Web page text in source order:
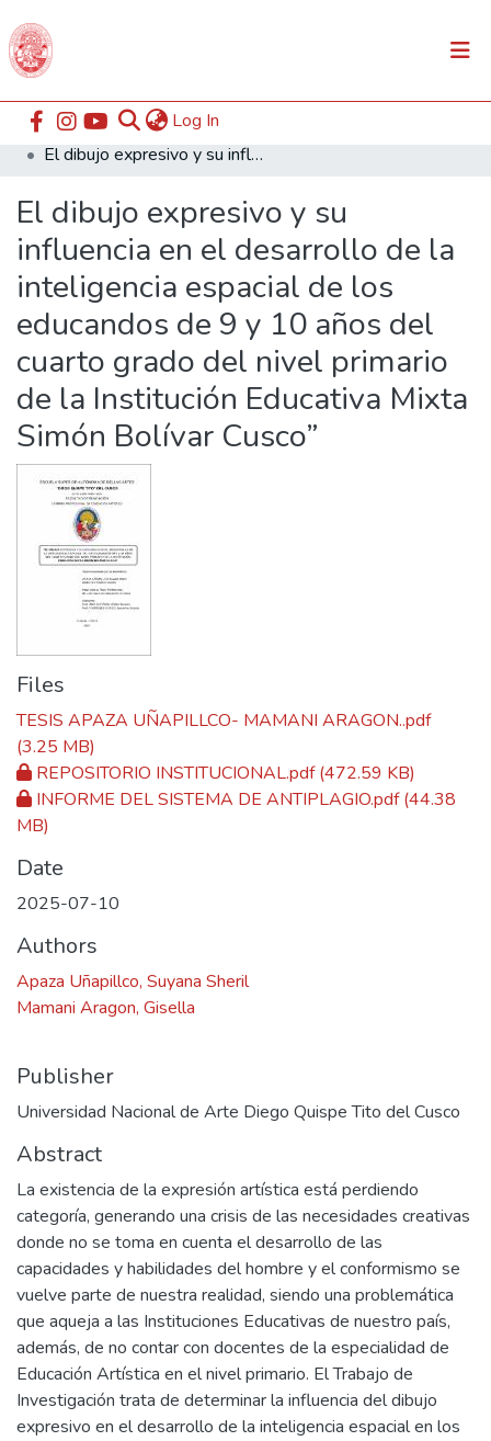
Log In
Communities & Collections
All of DSpace
Statistics
Home ESABAC
Facultad de Educación
El dibujo expresivo y su influencia en el desarrollo de la inteligencia espacial de los educandos de 9 y 10 años del cuarto grado del nivel primario de la Institución Educativa Mixta Simón Bolívar Cusco”
El dibujo expresivo y su
influencia en el desarrollo de la
inteligencia espacial de los
educandos de 9 y 10 años del
cuarto grado del nivel primario
de la Institución Educativa Mixta
Simón Bolívar Cusco”
Files
TESIS APAZA UÑAPILLCO- MAMANI ARAGON..pdf
(3.25 MB)
REPOSITORIO INSTITUCIONAL.pdf(472.59 KB)
INFORME DEL SISTEMA DE ANTIPLAGIO.pdf(44.38
MB)
Date
2025-07-10
Authors
Apaza Uñapillco, Suyana Sheril
Mamani Aragon, Gisella
Publisher
Universidad Nacional de Arte Diego Quispe Tito del Cusco
Abstract
La existencia de la expresión artística está perdiendo
categoría, generando una crisis de las necesidades creativas
donde no se toma en cuenta el desarrollo de las
capacidades y habilidades del hombre y el conformismo se
vuelve parte de nuestra realidad, siendo una problemática
que aqueja a las Instituciones Educativas de nuestro país,
además, de no contar con docentes de la especialidad de
Educación Artística en el nivel primario. El Trabajo de
Investigación trata de determinar la influencia del dibujo
expresivo en el desarrollo de la inteligencia espacial en los